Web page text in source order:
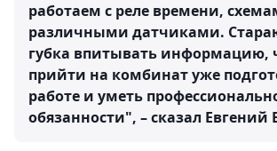
работаем с реле времени,
различными датчиками.
губка впитывать информацию,
прийти на комбинат уже
работе и уметь
обязанности", – сказал